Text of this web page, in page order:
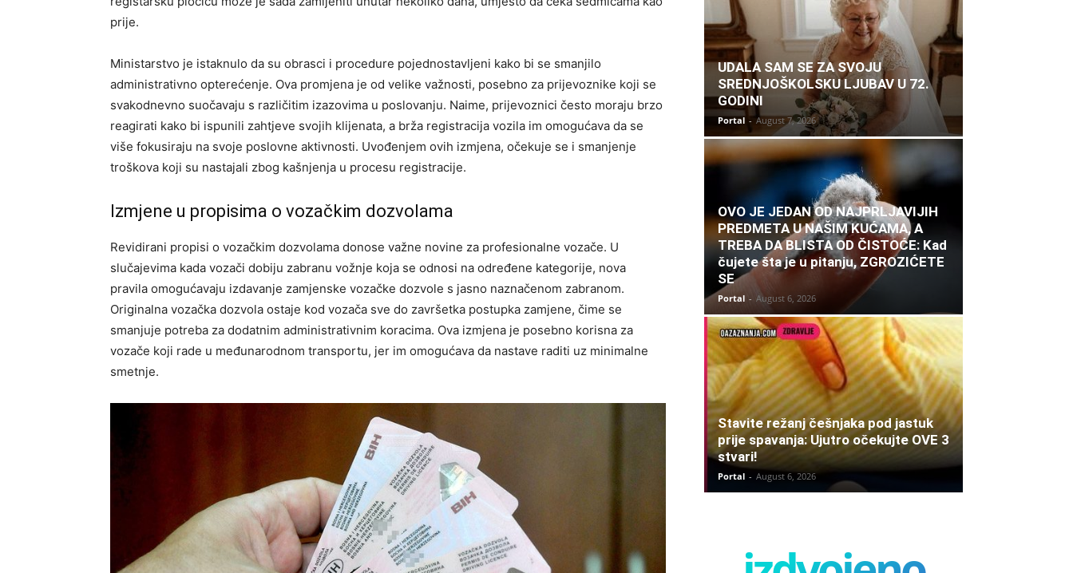
prije.
Ministarstvo je istaknulo da su obrasci i procedure pojednostavljeni kako bi se smanjilo
administrativno opterećenje. Ova promjena je od velike važnosti, posebno za prijevoznike koji se
svakodnevno suočavaju s različitim izazovima u poslovanju. Naime, prijevoznici često moraju brzo
reagirati kako bi ispunili zahtjeve svojih klijenata, a brža registracija vozila im omogućava da se
više fokusiraju na svoje poslovne aktivnosti. Uvođenjem ovih izmjena, očekuje se i smanjenje
troškova koji su nastajali zbog kašnjenja u procesu registracije.
Izmjene u propisima o vozačkim dozvolama
Revidirani propisi o vozačkim dozvolama donose važne novine za profesionalne vozače. U
slučajevima kada vozači dobiju zabranu vožnje koja se odnosi na određene kategorije, nova
pravila omogućavaju izdavanje zamjenske vozačke dozvole s jasno naznačenom zabranom.
Originalna vozačka dozvola ostaje kod vozača sve do završetka postupka zamjene, čime se
smanjuje potreba za dodatnim administrativnim koracima. Ova izmjena je posebno korisna za
vozače koji rade u međunarodnom transportu, jer im omogućava da nastave raditi uz minimalne
smetnje.
UDALA SAM SE ZA SVOJU
SREDNJOŠKOLSKU LJUBAV U 72.
GODINI
Portal - August 7, 2026
OVO JE JEDAN OD NAJPRLJAVIJIH
PREDMETA U NAŠIM KUĆAMA, A
TREBA DA BLISTA OD ČISTOĆE: Kad
čujete šta je u pitanju, ZGROZIĆETE
SE
Portal - August 6, 2026
Stavite režanj češnjaka pod jastuk
prije spavanja: Ujutro očekujte OVE 3
stvari!
Portal - August 6, 2026